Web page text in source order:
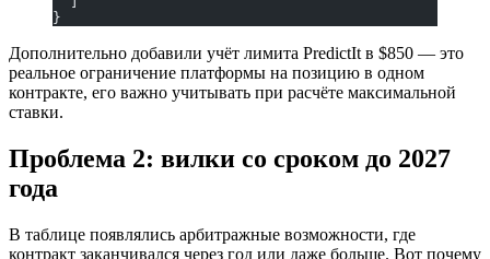
}
Дополнительно добавили учёт лимита PredictIt в $850 — это
реальное ограничение платформы на позицию в одном
контракте, его важно учитывать при расчёте максимальной
ставки.
Проблема 2: вилки со сроком до 2027
года
В таблице появлялись арбитражные возможности, где
контракт заканчивался через год или даже больше. Вот почему